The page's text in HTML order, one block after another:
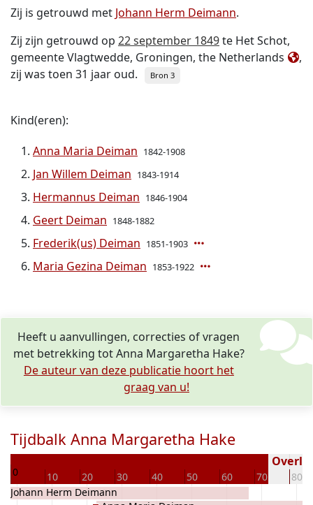
Zij is getrouwd met Johann Herm Deimann.
Zij zijn getrouwd op 22 september 1849te Het Schot,
gemeente Vlagtwedde, Groningen, the Netherlands
,
zij was toen 31 jaar oud.
Bron 3
Kind(eren):
Anna Maria Deiman 1842-1908
Jan Willem Deiman 1843-1914
Hermannus Deiman 1846-1904
Geert Deiman 1848-1882
Frederik(us) Deiman 1851-1903
Maria Gezina Deiman 1853-1922
Heeft u aanvullingen, correcties of vragen
met betrekking tot Anna Margaretha Hake?
De auteur van deze publicatie hoort het
graag van u!
Tijdbalk Anna Margaretha Hake
0 10 20 30 40 50 60 70 80
Johann Herm Deimann